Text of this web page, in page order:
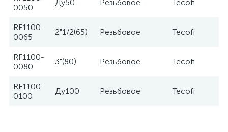
0050
Ду50 Резьбовое Tecofi
RF1100-
0065
2"1/2(65) Резьбовое Tecofi
RF1100-
0080
3"(80) Резьбовое Tecofi
RF1100-
0100
Ду100 Резьбовое Tecofi